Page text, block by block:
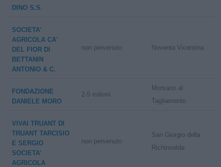
DINO S.S.
SOCIETA'
AGRICOLA CA'
DEL FIOR DI
BETTANIN
ANTONIO & C.
non pervenuto Noventa Vicentina
FONDAZIONE
DANIELE MORO
2-5 milioni
Morsano al
Tagliamento
VIVAI TRUANT DI
TRUANT TARCISIO
E SERGIO
SOCIETA'
AGRICOLA
non pervenuto
San Giorgio della
Richinvelda